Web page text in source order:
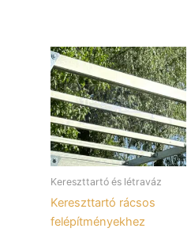
Kereszttartó és létraváz
Kereszttartó rácsos
felépítményekhez